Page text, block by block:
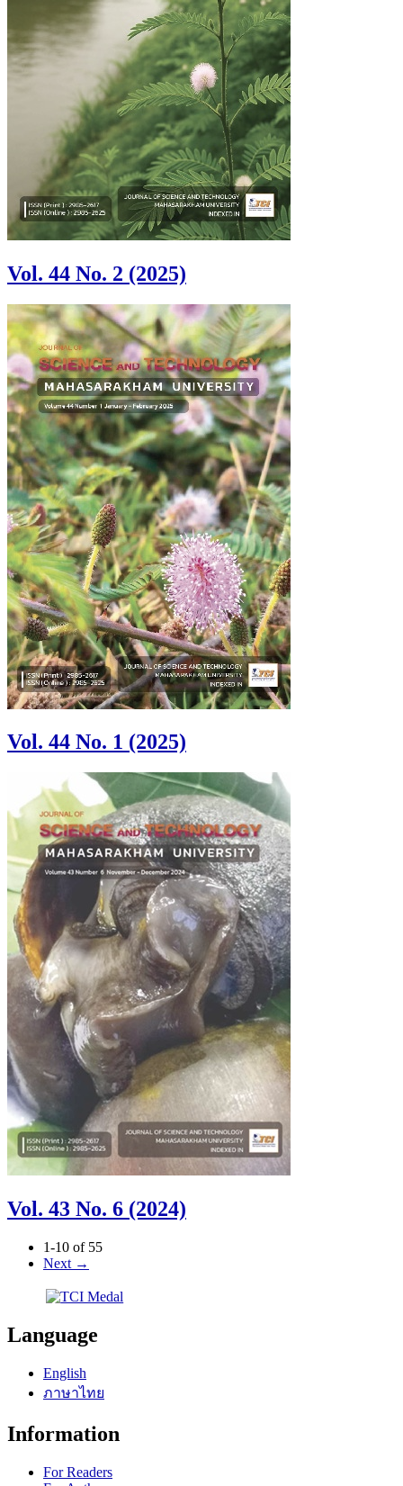
Vol. 44 No. 2 (2025)
Vol. 44 No. 1 (2025)
Vol. 43 No. 6 (2024)
1-10 of 55
Next →
Language
English
ภาษาไทย
Information
For Readers